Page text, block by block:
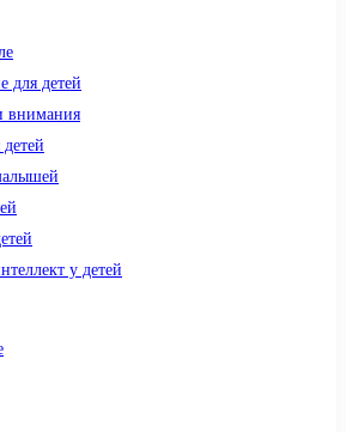
для детей
внимания
у детей